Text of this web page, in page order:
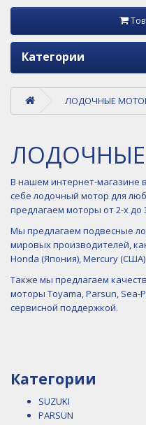
Категории
ЛОДОЧНЫЕ
В нашем интернет-магазине
себе лодочный мотор для
предлагаем моторы от 2-х до
Мы предлагаем подвесные
мировых производителей,
Honda (Япония), Mercury (США)
Также мы предлагаем
моторы Toyama, Parsun, Sea-
сервисной поддержкой.
Категории
SUZUKI
PARSUN